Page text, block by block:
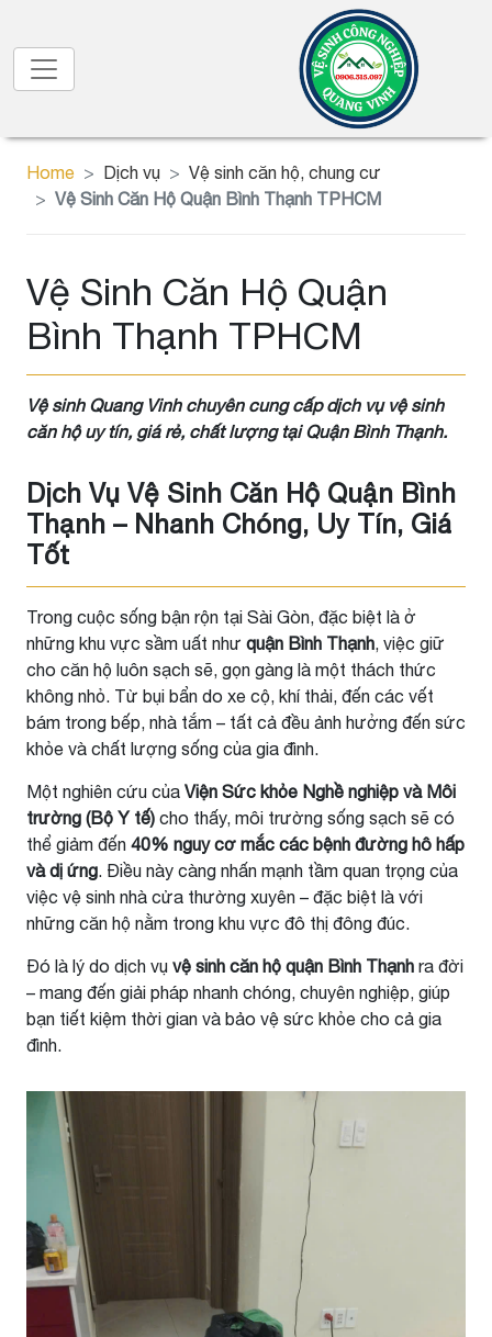
Home Dịch vụ
Vệ sinh căn hộ, chung cư
Vệ Sinh Căn Hộ Quận Bình Thạnh TPHCM
Vệ Sinh Căn Hộ Quận
Bình Thạnh TPHCM
Vệ sinh Quang Vinh chuyên cung cấp dịch vụ vệ sinh
căn hộ uy tín, giá rẻ, chất lượng tại Quận Bình Thạnh.
Dịch Vụ Vệ Sinh Căn Hộ Quận Bình
Thạnh – Nhanh Chóng, Uy Tín, Giá
Tốt
Trong cuộc sống bận rộn tại Sài Gòn, đặc biệt là ở
những khu vực sầm uất như quận Bình Thạnh, việc giữ
cho căn hộ luôn sạch sẽ, gọn gàng là một thách thức
không nhỏ. Từ bụi bẩn do xe cộ, khí thải, đến các vết
bám trong bếp, nhà tắm – tất cả đều ảnh hưởng đến sức
khỏe và chất lượng sống của gia đình.
Một nghiên cứu của Viện Sức khỏe Nghề nghiệp và Môi
trường (Bộ Y tế) cho thấy, môi trường sống sạch sẽ có
thể giảm đến 40% nguy cơ mắc các bệnh đường hô hấp
và dị ứng. Điều này càng nhấn mạnh tầm quan trọng của
việc vệ sinh nhà cửa thường xuyên – đặc biệt là với
những căn hộ nằm trong khu vực đô thị đông đúc.
Đó là lý do dịch vụ vệ sinh căn hộ quận Bình Thạnh ra đời
– mang đến giải pháp nhanh chóng, chuyên nghiệp, giúp
bạn tiết kiệm thời gian và bảo vệ sức khỏe cho cả gia
đình.